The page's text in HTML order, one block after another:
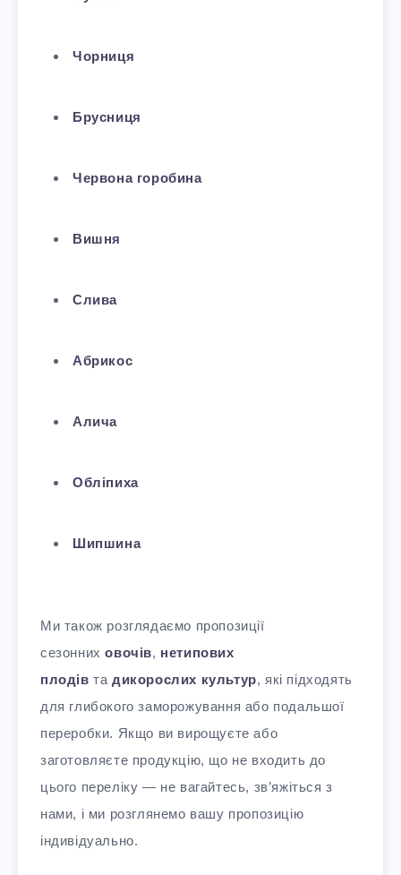
Чорниця
Брусниця
Червона горобина
Вишня
Слива
Абрикос
Алича
Обліпиха
Шипшина
Ми також розглядаємо пропозиції
сезонниховочів, нетипових
плодів тадикорослих культур, які підходять
для глибокого заморожування або подальшої
переробки. Якщо ви вирощуєте або
заготовляєте продукцію, що не входить до
цього переліку — не вагайтесь, зв’яжіться з
нами, і ми розглянемо вашу пропозицію
індивідуально.